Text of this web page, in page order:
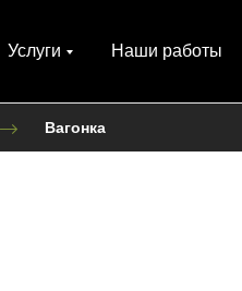
Услуги Наши работы
Вагонка